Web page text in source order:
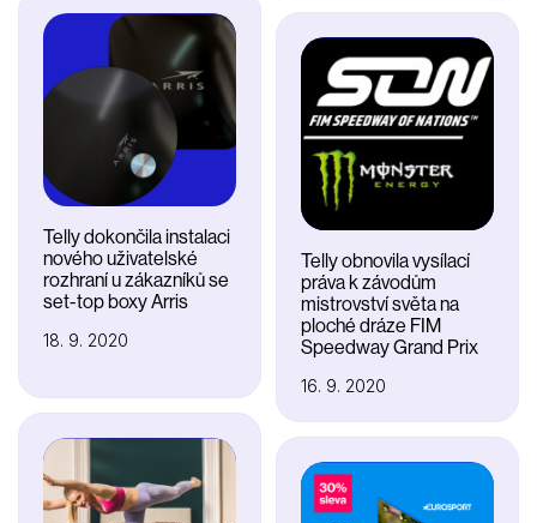
Telly dokončila instalaci
nového uživatelské
rozhraní u zákazníků se
set-top boxy Arris
18. 9. 2020
Telly obnovila vysílací
práva k závodům
mistrovství světa na
ploché dráze FIM
Speedway Grand Prix
16. 9. 2020